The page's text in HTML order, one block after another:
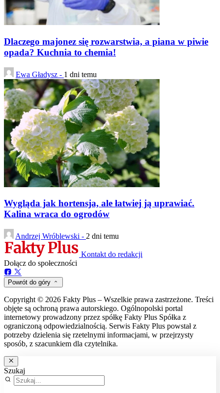
Dlaczego majonez się rozwarstwia, a piana w piwie
opada? Kuchnia to chemia!
Ewa Gładysz - 1 dni temu
Wygląda jak hortensja, ale łatwiej ją uprawiać.
Kalina wraca do ogrodów
Andrzej Wróblewski - 2 dni temu
Kontakt do redakcji
Dołącz do społeczności
Powrót do góry
Copyright © 2026 Fakty Plus – Wszelkie prawa zastrzeżone. Treści
objęte są ochroną prawa autorskiego. Ogólnopolski portal
internetowy prowadzony przez spółkę Fakty Plus Spółka z
ograniczoną odpowiedzialnością. Serwis Fakty Plus powstał z
potrzeby dzielenia się rzetelnymi informacjami, w przejrzysty
sposób, z szacunkiem dla czytelnika.
Szukaj